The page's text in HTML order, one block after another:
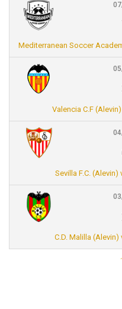
Mediterranean Soccer
Valencia C.F
Sevilla F.C.
C.D. Malilla